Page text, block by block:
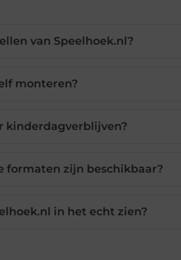
van Speelhoek.nl?
monteren?
kinderdagverblijven?
formaten zijn beschikbaar?
in het echt zien?